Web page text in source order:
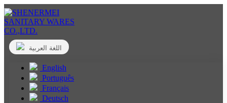
اللغة العربية
English
Português
Français
Deutsch